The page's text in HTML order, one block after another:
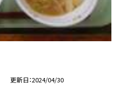
更新日 2024/04/30